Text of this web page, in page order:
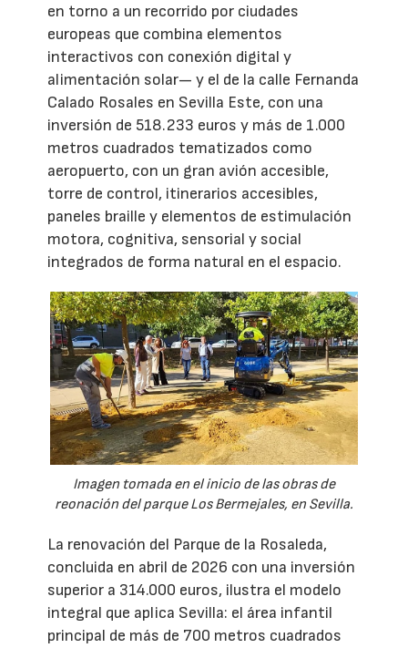
en torno a un recorrido por ciudades
europeas que combina elementos
interactivos con conexión digital y
alimentación solar— y el de la calle Fernanda
Calado Rosales en Sevilla Este, con una
inversión de 518.233 euros y más de 1.000
metros cuadrados tematizados como
aeropuerto, con un gran avión accesible,
torre de control, itinerarios accesibles,
paneles braille y elementos de estimulación
motora, cognitiva, sensorial y social
integrados de forma natural en el espacio.
Imagen tomada en el inicio de las obras de
reonación del parque Los Bermejales, en Sevilla.
La renovación del Parque de la Rosaleda,
concluida en abril de 2026 con una inversión
superior a 314.000 euros, ilustra el modelo
integral que aplica Sevilla: el área infantil
principal de más de 700 metros cuadrados